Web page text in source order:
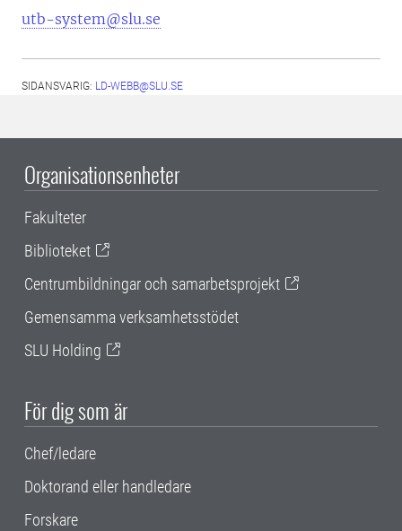
utb-system@slu.se
SIDANSVARIG: LD-WEBB@SLU.SE
Organisationsenheter
Fakulteter
Biblioteket
Centrumbildningar och samarbetsprojekt
Gemensamma verksamhetsstödet
SLU Holding
För dig som är
Chef/ledare
Doktorand eller handledare
Forskare